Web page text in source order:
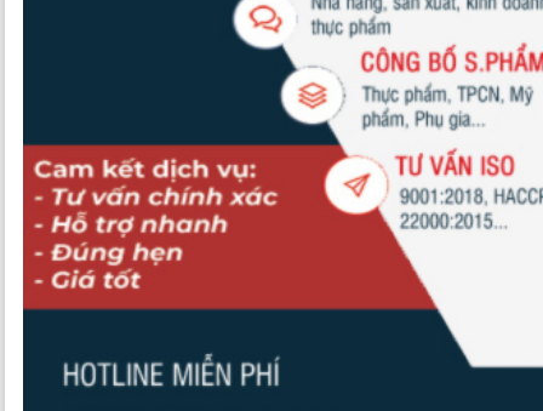
Hướng mở cho cửa hàng thực phẩm an toàn